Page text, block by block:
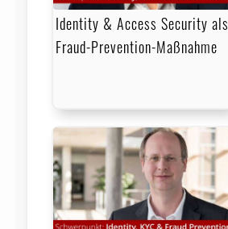
Identity & Access Security als
Fraud-Prevention-Maßnahme